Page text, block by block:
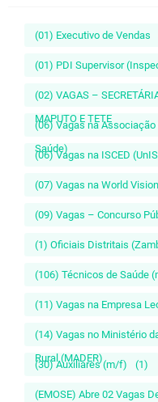
(01) Executivo de Vendas
(01) PDI Supervisor
(02) VAGAS –
MAPUTO E TETE
(06) Vagas na Associação
Saúde)
(06) Vagas na ISCED
(07) Vagas na World
(09) Vagas – Concurso
(1) Oficiais Distritais
(106) Técnicos de Saúde
(11) Vagas na Empresa
(14) Vagas no Ministério
Rural (MADER)
(30) Auxiliares (m/f) (1)
(EMOSE) Abre 02 Vagas